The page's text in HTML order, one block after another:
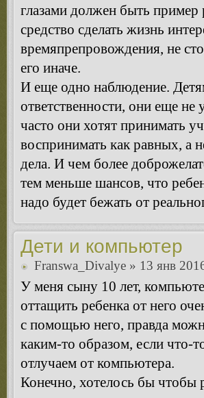
глазами должен быть пример
средство сделать жизнь
времяпрепровождения, не
его иначе.
И еще одно наблюдение.
ответственности, они еще
часто они хотят принимать
воспринимать как равных, а
дела. И чем более
тем меньше шансов, что
надо будет бежать от
Дети и компьютер
Franswa_Divalye » 13 янв
У меня сыну 10 лет,
оттащить ребенка от него
с помощью него, правда
каким-то образом, если что-
отлучаем от компьютера.
Конечно, хотелось бы чтобы